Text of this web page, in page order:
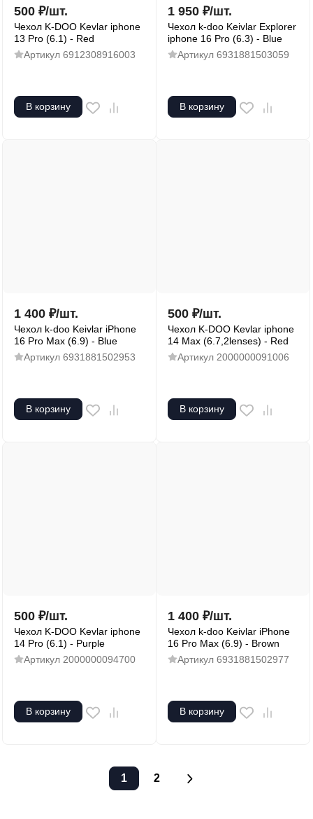
500 ₽/шт.
Чехол K-DOO Kevlar iphone
13 Pro (6.1) - Red
Артикул 6912308916003
В корзину
1 950 ₽/шт.
Чехол k-doo Keivlar Explorer
iphone 16 Pro (6.3) - Blue
Артикул 6931881503059
В корзину
1 400 ₽/шт.
Чехол k-doo Keivlar iPhone
16 Pro Max (6.9) - Blue
Артикул 6931881502953
В корзину
500 ₽/шт.
Чехол K-DOO Kevlar iphone
14 Max (6.7,2lenses) - Red
Артикул 2000000091006
В корзину
500 ₽/шт.
Чехол K-DOO Kevlar iphone
14 Pro (6.1) - Purple
Артикул 2000000094700
В корзину
1 400 ₽/шт.
Чехол k-doo Keivlar iPhone
16 Pro Max (6.9) - Brown
Артикул 6931881502977
В корзину
1 2